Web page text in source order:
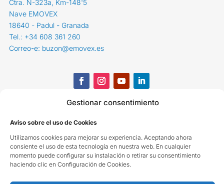
Gestionar consentimiento
Aviso sobre el uso de Cookies
Utilizamos cookies para mejorar su experiencia. Aceptando ahora
consiente el uso de esta tecnología en nuestra web. En cualquier
momento puede configurar su instalación o retirar su consentimiento
haciendo clic en Configuración de Cookies.
Ctra. N-323a, Km-148'5
Nave EMOVEX
18640 - Padul - Granada
Tel.: +34 608 361 260
Correo-e: buzon@emovex.es